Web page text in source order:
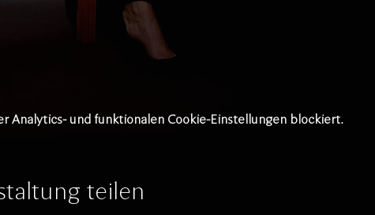
Analytics- und funktionalen Cookie-Einstellungen blockiert.
teilen